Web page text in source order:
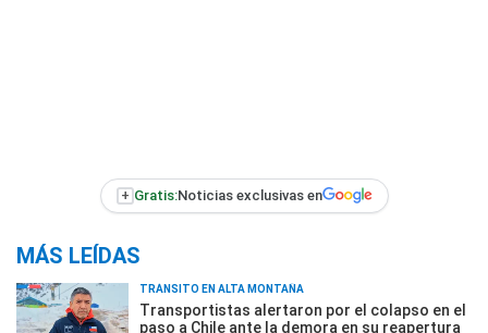
+ Gratis:Noticias exclusivas en
MÁS LEÍDAS
TRÁNSITO EN ALTA MONTAÑA
Transportistas alertaron por el colapso en el
paso a Chile ante la demora en su reapertura